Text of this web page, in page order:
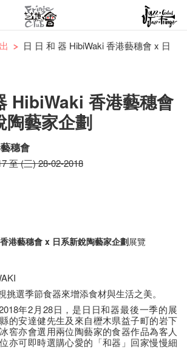
日 日 和 器 HibiWaki 香港藝穗會 x 日
HibiWaki 香港藝穗會
陶藝家企劃
穗會
至 (三) 28-02-2018
香港藝穗會 x 日系新銳陶藝家企劃展覽
挑選季節食器來增添食材與生活之美。
年2月28日，是日日和器最後一季的展
的安達健先生及來自櫪木県益子町的岩下
窖亦會選用兩位陶藝家的食器作品為客人
亦可即時選購心愛的「和器」回家慢慢細